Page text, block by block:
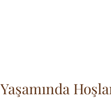
Yaşamında